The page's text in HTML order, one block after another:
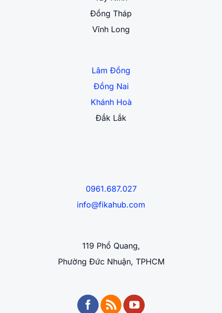
Đồng Tháp
Vĩnh Long
Lâm Đồng
Đồng Nai
Khánh Hoà
Đắk Lắk
0961.687.027
info@fikahub.com
119 Phổ Quang,
Phường Đức Nhuận, TPHCM